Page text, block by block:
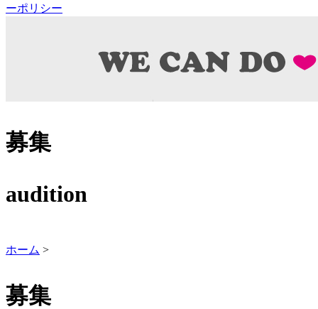
ーポリシー
募集
audition
ホーム >
募集